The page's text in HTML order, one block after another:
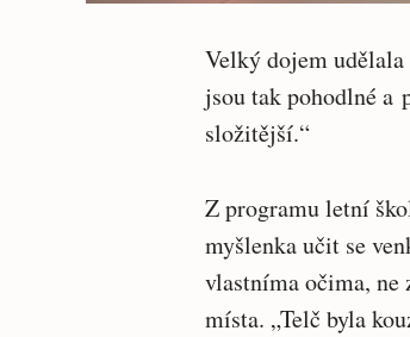
Velký dojem udělala
jsou tak pohodlné a
složitější.“
Z programu letní
myšlenka učit se
vlastníma očima,
místa. „Telč byla